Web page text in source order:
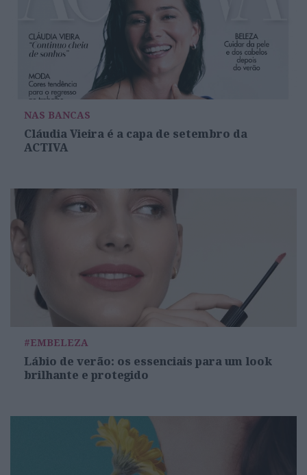
NAS BANCAS
Cláudia Vieira é a capa de setembro da
ACTIVA
#EMBELEZA
Lábio de verão: os essenciais para um look
brilhante e protegido